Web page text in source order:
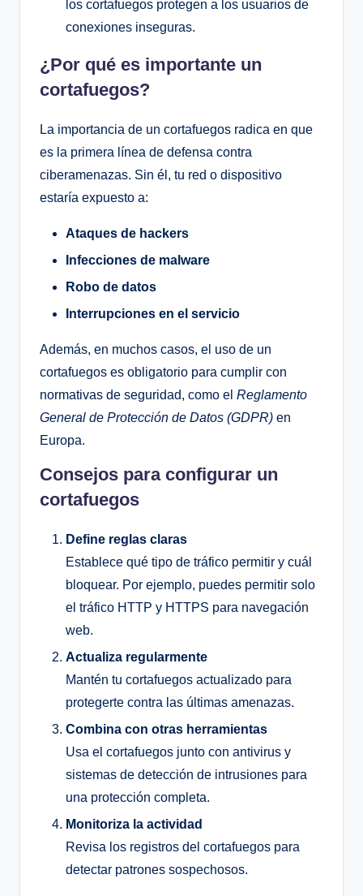
los cortafuegos protegen a los usuarios de
conexiones inseguras.
¿Por qué es importante un
cortafuegos?
La importancia de un cortafuegos radica en que
es la primera línea de defensa contra
ciberamenazas. Sin él, tu red o dispositivo
estaría expuesto a:
Ataques de hackers
Infecciones de malware
Robo de datos
Interrupciones en el servicio
Además, en muchos casos, el uso de un
cortafuegos es obligatorio para cumplir con
normativas de seguridad, como el Reglamento
General de Protección de Datos (GDPR) en
Europa.
Consejos para configurar un
cortafuegos
Define reglas claras
Establece qué tipo de tráfico permitir y cuál
bloquear. Por ejemplo, puedes permitir solo
el tráfico HTTP y HTTPS para navegación
web.
Actualiza regularmente
Mantén tu cortafuegos actualizado para
protegerte contra las últimas amenazas.
Combina con otras herramientas
Usa el cortafuegos junto con antivirus y
sistemas de detección de intrusiones para
una protección completa.
Monitoriza la actividad
Revisa los registros del cortafuegos para
detectar patrones sospechosos.